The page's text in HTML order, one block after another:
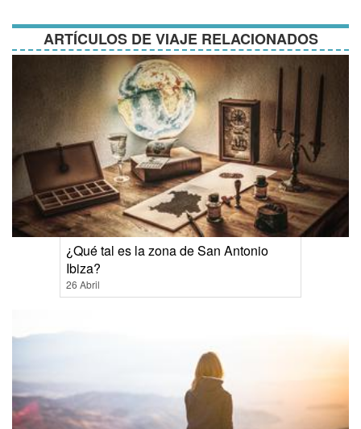
ARTÍCULOS DE VIAJE RELACIONADOS
¿Qué tal es la zona de San Antonio
Ibiza?
26 Abril